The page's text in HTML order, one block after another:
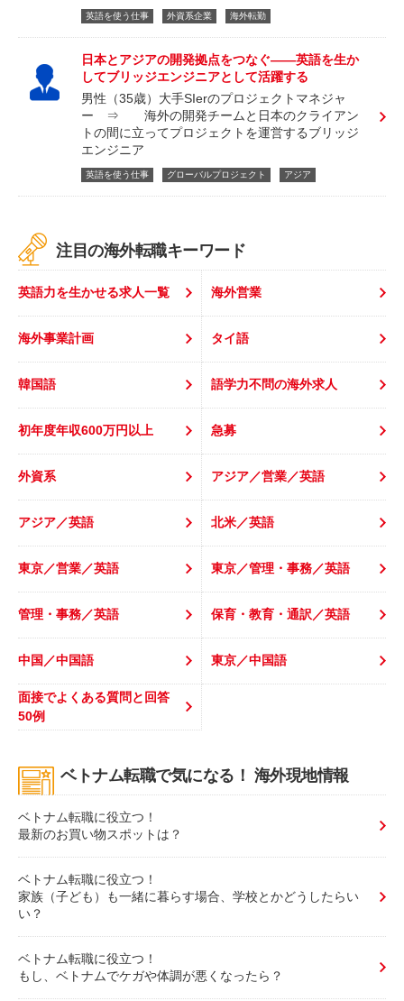
英語を使う仕事 外資系企業 海外転勤
日本とアジアの開発拠点をつなぐ――英語を生か
してブリッジエンジニアとして活躍する
男性（35歳）大手SIerのプロジェクトマネジャ
ー ⇒ 海外の開発チームと日本のクライアン
トの間に立ってプロジェクトを運営するブリッジ
エンジニア
英語を使う仕事 グローバルプロジェクト アジア
注目の海外転職キーワード
英語力を生かせる求人一覧 海外営業
海外事業計画 タイ語
韓国語 語学力不問の海外求人
初年度年収600万円以上 急募
外資系 アジア／営業／英語
アジア／英語 北米／英語
東京／営業／英語 東京／管理・事務／英語
管理・事務／英語 保育・教育・通訳／英語
中国／中国語 東京／中国語
面接でよくある質問と回答
50例
ベトナム転職で気になる！ 海外現地情報
ベトナム転職に役立つ！
最新のお買い物スポットは？
ベトナム転職に役立つ！
家族（子ども）も一緒に暮らす場合、学校とかどうしたらい
い？
ベトナム転職に役立つ！
もし、ベトナムでケガや体調が悪くなったら？